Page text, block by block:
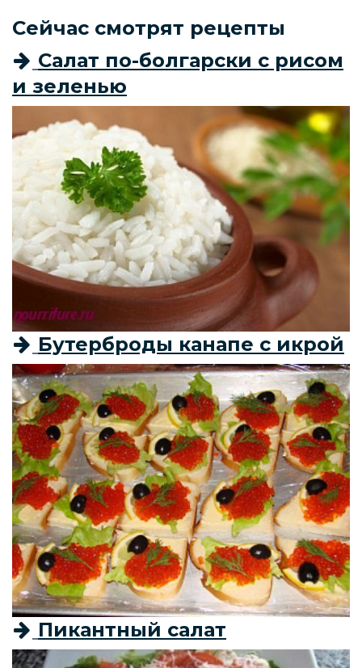
Сейчас смотрят рецепты
Салат по-болгарски с рисом
и зеленью
Бутерброды канапе с икрой
Пикантный салат